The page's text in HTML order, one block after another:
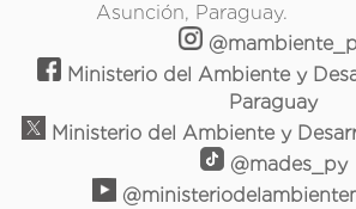
Asunción, Paraguay.
Ministerio del Ambiente y
Paraguay
Ministerio del Ambiente y
@mades_py